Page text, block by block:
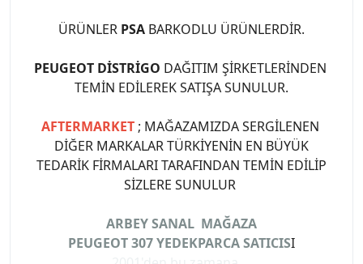
ÜRÜNLER PSA BARKODLU ÜRÜNLERDİR.
PEUGEOT DİSTRİGO DAĞITIM ŞİRKETLERİNDEN
TEMİN EDİLEREK SATIŞA SUNULUR.
AFTERMARKET ; MAĞAZAMIZDA SERGİLENEN
DİĞER MARKALAR TÜRKİYENİN EN BÜYÜK
TEDARİK FİRMALARI TARAFINDAN TEMİN EDİLİP
SİZLERE SUNULUR
ARBEY SANAL MAĞAZA
PEUGEOT 307 YEDEKPARCA SATICISI